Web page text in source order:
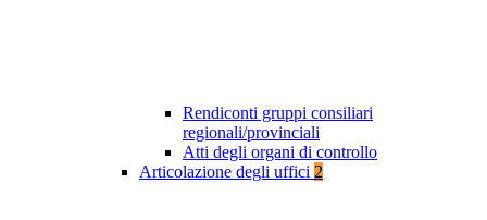
Rendiconti gruppi consiliari
regionali/provinciali
Atti degli organi di controllo
Articolazione degli uffici 2